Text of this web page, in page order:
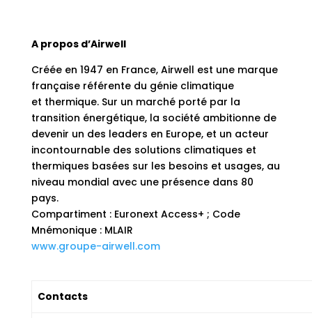
A propos d’Airwell
Créée en 1947 en France, Airwell est une marque
française référente du génie climatique
et thermique. Sur un marché porté par la
transition énergétique, la société ambitionne de
devenir un des leaders en Europe, et un acteur
incontournable des solutions climatiques et
thermiques basées sur les besoins et usages, au
niveau mondial avec une présence dans 80
pays.
Compartiment : Euronext Access+ ; Code
Mnémonique : MLAIR
www.groupe-airwell.com
Contacts